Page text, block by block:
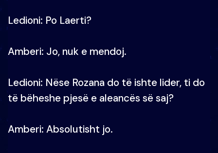
Ledioni: Po Laerti?
Amberi: Jo, nuk e mendoj.
Ledioni: Nëse Rozana do të ishte lider, ti do
të bëheshe pjesë e aleancës së saj?
Amberi: Absolutisht jo.